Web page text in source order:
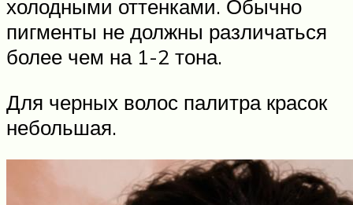
холодными оттенками. Обычно
пигменты не должны различаться
более чем на 1-2 тона.
Для черных волос палитра красок
небольшая.